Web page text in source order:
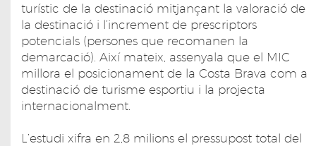
turístic de la destinació mitjançant la valoració de
la destinació i l’increment de prescriptors
potencials (persones que recomanen la
demarcació). Així mateix, assenyala que el MIC
millora el posicionament de la Costa Brava com a
destinació de turisme esportiu i la projecta
internacionalment.
L’estudi xifra en 2,8 milions el pressupost total del